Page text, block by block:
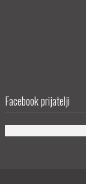
Facebook prijatelji